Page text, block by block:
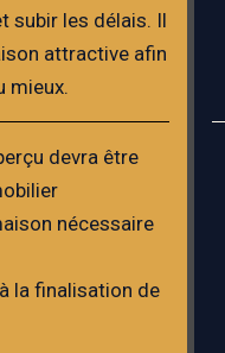
subir les délais. Il
attractive afin
mieux.
devra être
nécessaire
la finalisation de